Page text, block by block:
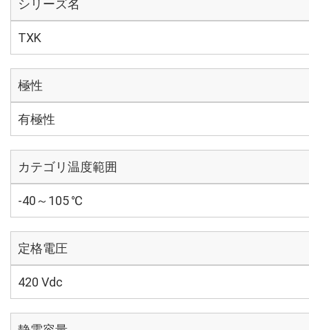
シリーズ名
TXK
極性
有極性
カテゴリ温度範囲
-40～105 ℃
定格電圧
420 Vdc